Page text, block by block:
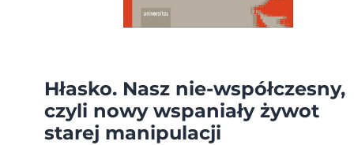
Hłasko. Nasz nie-współczesny,
czyli nowy wspaniały żywot
starej manipulacji